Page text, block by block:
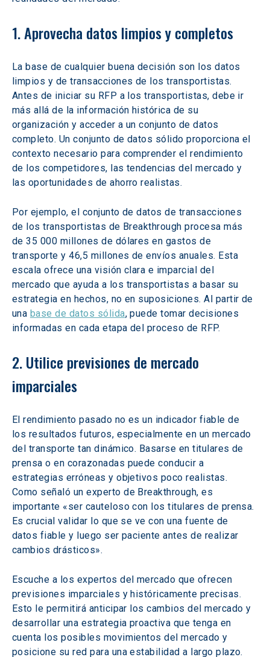
1. Aprovecha datos limpios y completos
La base de cualquier buena decisión son los datos
limpios y de transacciones de los transportistas.
Antes de iniciar su RFP a los transportistas, debe ir
más allá de la información histórica de su
organización y acceder a un conjunto de datos
completo. Un conjunto de datos sólido proporciona el
contexto necesario para comprender el rendimiento
de los competidores, las tendencias del mercado y
las oportunidades de ahorro realistas.
Por ejemplo, el conjunto de datos de transacciones
de los transportistas de Breakthrough procesa más
de 35 000 millones de dólares en gastos de
transporte y 46,5 millones de envíos anuales. Esta
escala ofrece una visión clara e imparcial del
mercado que ayuda a los transportistas a basar su
estrategia en hechos, no en suposiciones. Al partir de
una base de datos sólida, puede tomar decisiones
informadas en cada etapa del proceso de RFP.
2. Utilice previsiones de mercado
imparciales
El rendimiento pasado no es un indicador fiable de
los resultados futuros, especialmente en un mercado
del transporte tan dinámico. Basarse en titulares de
prensa o en corazonadas puede conducir a
estrategias erróneas y objetivos poco realistas.
Como señaló un experto de Breakthrough, es
importante «ser cauteloso con los titulares de prensa.
Es crucial validar lo que se ve con una fuente de
datos fiable y luego ser paciente antes de realizar
cambios drásticos».
Escuche a los expertos del mercado que ofrecen
previsiones imparciales y históricamente precisas.
Esto le permitirá anticipar los cambios del mercado y
desarrollar una estrategia proactiva que tenga en
cuenta los posibles movimientos del mercado y
posicione su red para una estabilidad a largo plazo.